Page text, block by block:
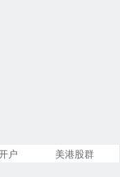
户 美港股群